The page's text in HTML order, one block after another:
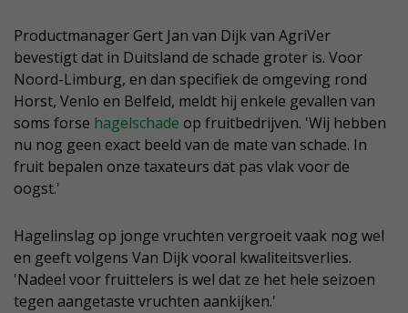
Productmanager Gert Jan van Dijk van AgriVer
bevestigt dat in Duitsland de schade groter is. Voor
Noord-Limburg, en dan specifiek de omgeving rond
Horst, Venlo en Belfeld, meldt hij enkele gevallen van
soms forse hagelschade op fruitbedrijven. 'Wij hebben
nu nog geen exact beeld van de mate van schade. In
fruit bepalen onze taxateurs dat pas vlak voor de
oogst.'
Hagelinslag op jonge vruchten vergroeit vaak nog wel
en geeft volgens Van Dijk vooral kwaliteitsverlies.
'Nadeel voor fruittelers is wel dat ze het hele seizoen
tegen aangetaste vruchten aankijken.'